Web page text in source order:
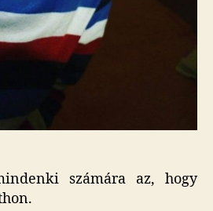
számára az, hogy